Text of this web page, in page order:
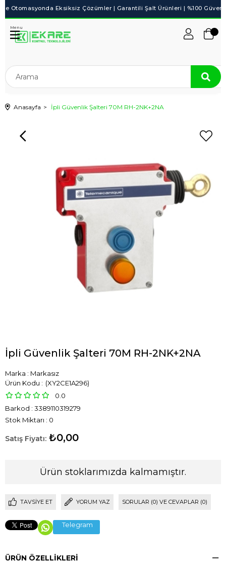
Menu
Anasayfa İpli Güvenlik Şalteri 70M RH-2NK+2NA
İpli Güvenlik Şalteri 70M RH-2NK+2NA
Marka : Markasız
(XY2CE1A296)
0.0
Barkod : 3389110319279
Stok Miktarı : 0
₺0,00
Ürün stoklarımızda kalmamıştır.
TAVSIYE ET YORUM YAZ SORULAR (0) VE CEVAPLAR (0)
Telegram
ÜRÜN ÖZELLIKLERI